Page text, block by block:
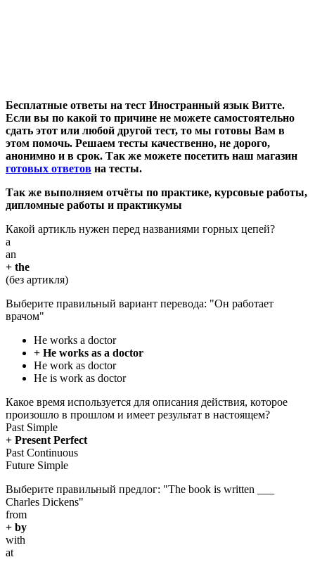
Бесплатные ответы на тест Иностранный язык Витте.
Если вы по какой то причине не можете самостоятельно
сдать этот или любой другой тест, то мы готовы Вам в
этом помочь. Решаем тесты качественно, не дорого,
анонимно и в срок. Так же можете посетить наш магазин
готовых ответов на тесты.
Так же выполняем отчёты по практике, курсовые работы,
дипломные работы и практикумы
Какой артикль нужен перед названиями горных цепей?
a
an
+ the
(без артикля)
Выберите правильный вариант перевода: "Он работает
врачом"
He works a doctor
+ He works as a doctor
He work as doctor
He is work as doctor
Какое время используется для описания действия, которое
произошло в прошлом и имеет результат в настоящем?
Past Simple
+ Present Perfect
Past Continuous
Future Simple
Выберите правильный предлог: "The book is written ___
Charles Dickens"
from
+ by
with
at